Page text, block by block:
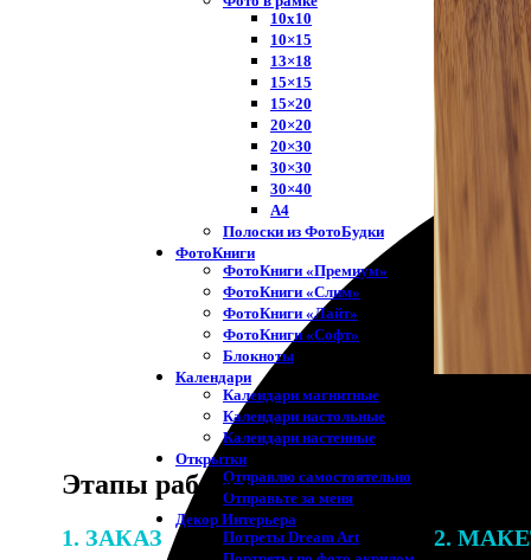
10х10
10×15
13×18
15×15
15×20
20×20
20×30
30×30
30×40
A4
Полоски из ФотоБудки
ФотоКниги
ФотоКниги «Премиум»
ФотоКниги «Слим»
ФотоКниги «Лайт»
ФотоКниги «Софт»
Блокноты
Календари
Календари магнитные
Календари настольные
Календари настенные
Открытки
Отправлю самостоятельно
Отправьте за меня
Декор Интерьера
Потреты Dream Art
Этапы работы
1. ЗАКАЗ 2.